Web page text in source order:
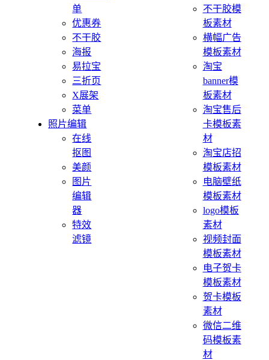
单
优惠券
不干胶
海报
易拉宝
三折页
X展架
菜单
照片编辑
在线
抠图
美颜
图片
编辑
器
特效
滤镜
不干胶模
板素材
横幅广告
模板素材
淘宝
banner模
板素材
淘宝售后
卡模板素
材
淘宝店招
模板素材
电脑壁纸
模板素材
logo模板
素材
视频封面
模板素材
电子贺卡
模板素材
贺卡模板
素材
微信二维
码模板素
材